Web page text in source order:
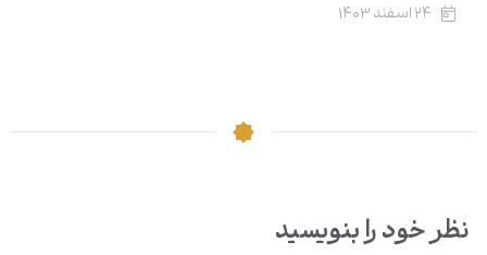
۲۴ اسفند ۱۴۰۳
نظر خود را بنویسید